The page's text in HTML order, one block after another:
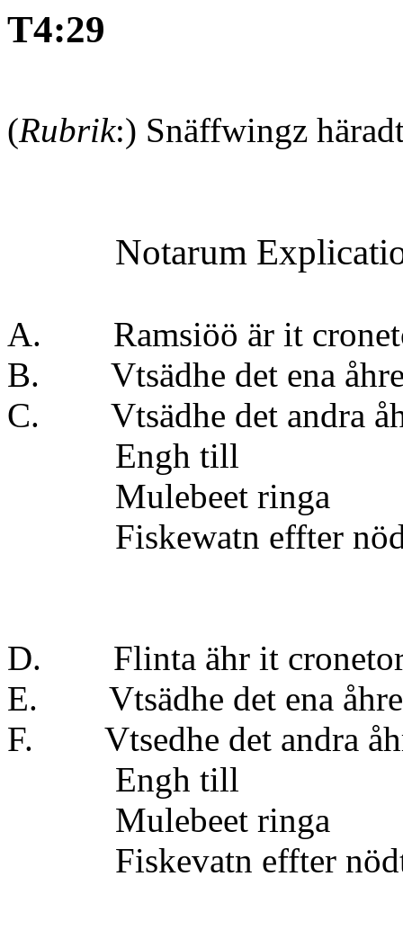
T4:29
(Rubrik:) Snäffwingz
Notarum
A. Ramsiöö är it
B. Vtsädhe det ena
C. Vtsädhe det andra
Engh till
Mulebeet ringa
Fiskewatn effter
D. Flinta ähr it
E. Vtsädhe det ena
F. Vtsedhe det andra
Engh till
Mulebeet ringa
Fiskevatn effter